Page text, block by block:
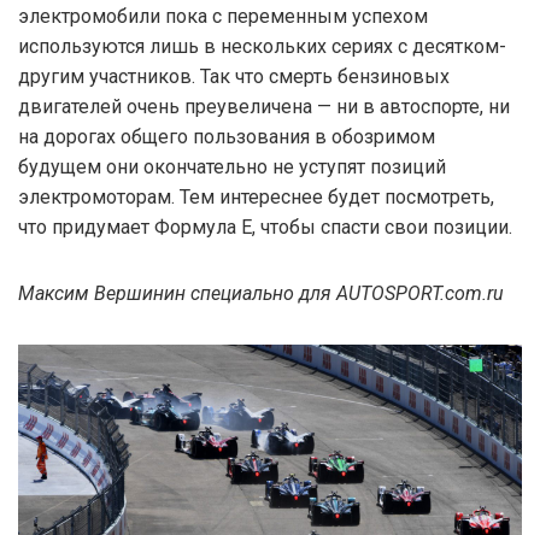
электромобили пока с переменным успехом
используются лишь в нескольких сериях с десятком-
другим участников. Так что смерть бензиновых
двигателей очень преувеличена — ни в автоспорте, ни
на дорогах общего пользования в обозримом
будущем они окончательно не уступят позиций
электромоторам. Тем интереснее будет посмотреть,
что придумает Формула Е, чтобы спасти свои позиции.
Максим Вершинин специально для AUTOSPORT.com.ru